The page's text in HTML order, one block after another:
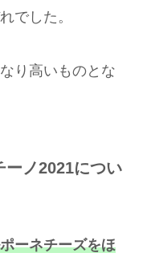
でした。
り高いものとな
ーノ2021につい
ーネチーズをほ